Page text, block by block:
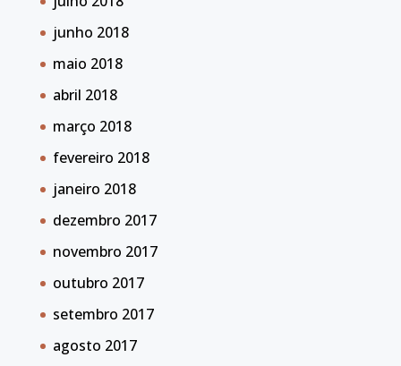
junho 2018
maio 2018
abril 2018
março 2018
fevereiro 2018
janeiro 2018
dezembro 2017
novembro 2017
outubro 2017
setembro 2017
agosto 2017